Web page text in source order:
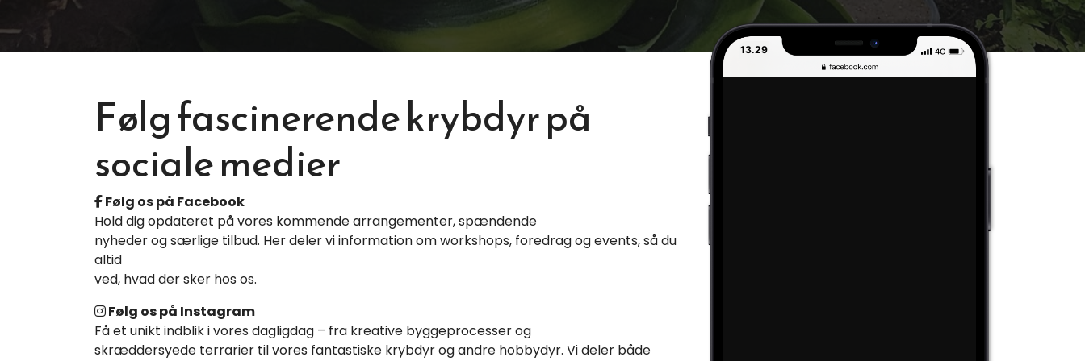
Følg fascinerende krybdyr på
sociale medier
Følg os på Facebook
Hold dig opdateret på vores kommende arrangementer, spændende
nyheder og særlige tilbud. Her deler vi information om workshops, foredrag og events, så du
altid
ved, hvad der sker hos os.
Følg os på Instagram
Få et unikt indblik i vores dagligdag – fra kreative byggeprocesser og
skræddersyede terrarier til vores fantastiske krybdyr og andre hobbydyr. Vi deler både
13.29